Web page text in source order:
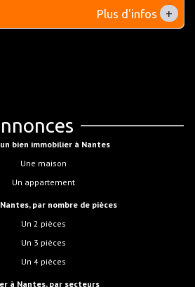
Plus d'infos +
un bien immobilier à Nantes
Une maison
Un appartement
Nantes, par nombre de pièces
Un 2 pièces
Un 3 pièces
Un 4 pièces
à Nantes, par secteurs